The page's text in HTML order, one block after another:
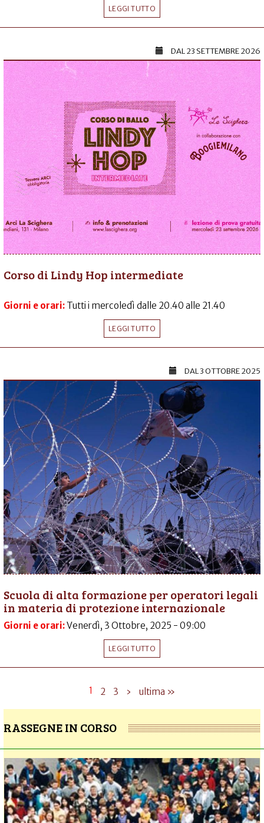
LEGGI TUTTO
DAL23 SETTEMBRE 2026
Corso di Lindy Hop intermediate
Giorni e orari: Tutti i mercoledì dalle 20.40 alle 21.40
LEGGI TUTTO
DAL3 OTTOBRE 2025
Scuola di alta formazione per operatori legali
in materia di protezione internazionale
Giorni e orari:Venerdì, 3 Ottobre, 2025 - 09:00
LEGGI TUTTO
1 2 3 › ultima »
RASSEGNE IN CORSO